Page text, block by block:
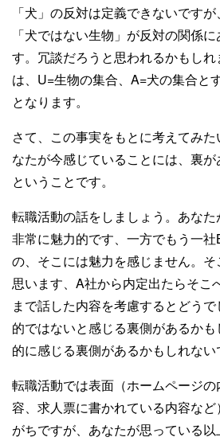
「犬」の反対は定義できないですが
「犬ではない生物」が反対の関係
す。冗談だろうと思われるかもし
は、U=生物の集合、A=犬の集合と
となります。
さて、この事実をもとに考えてみ
なたが今感じていることには、裏
ということです。
転職活動の話をしましょう。あな
非常に魅力的です、一方でもう一
の、そこには魅力を感じません。
思います、A社から内定出たらそこ
まで話した内容を考慮するとどう
的ではないと感じる裏側があるか
的に感じる裏側があるかもしれない
転職活動では表面（ホームページ
容、求人票に書かれている内容な
がちですが、あなたが思っている